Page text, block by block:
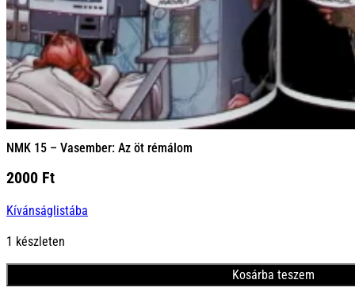
NMK 15 – Vasember: Az öt rémálom
2000 Ft
Kívánságlistába
1 készleten
Kosárba teszem